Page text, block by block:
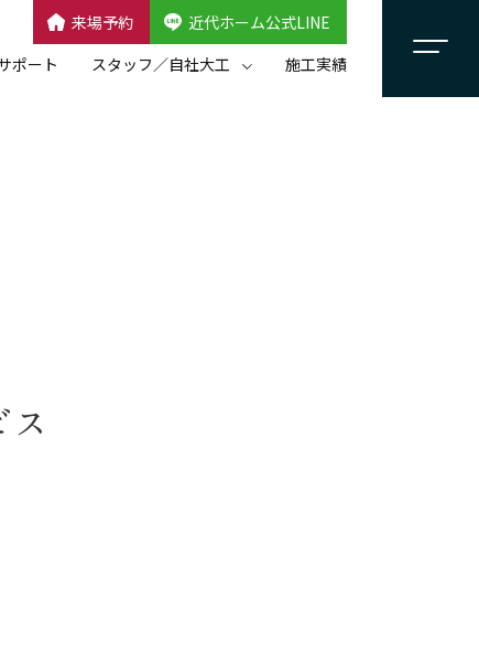
来場予約
近代ホーム公式LINE
ポート スタッフ／自社大工 施工実績
近代ホーム公式LINE
CLOSE×